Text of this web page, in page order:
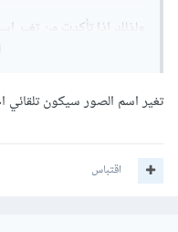
ولذلك إذا تأكدت من تغير
تغير اسم الصور سيكون تلقائي
اقتباس